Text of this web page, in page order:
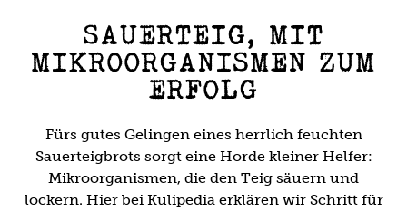
SAUERTEIG, MIT
MIKROORGANISMEN ZUM
ERFOLG
Fürs gutes Gelingen eines herrlich feuchten
Sauerteigbrots sorgt eine Horde kleiner Helfer:
Mikroorganismen, die den Teig säuern und
lockern. Hier bei Kulipedia erklären wir Schritt für